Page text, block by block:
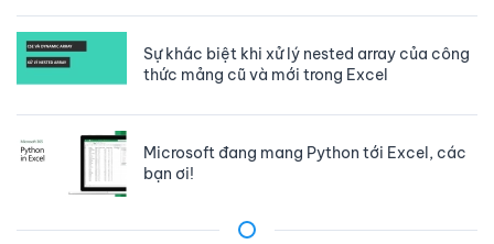
Sự khác biệt khi xử lý nested array của công
thức mảng cũ và mới trong Excel
Microsoft đang mang Python tới Excel, các
bạn ơi!